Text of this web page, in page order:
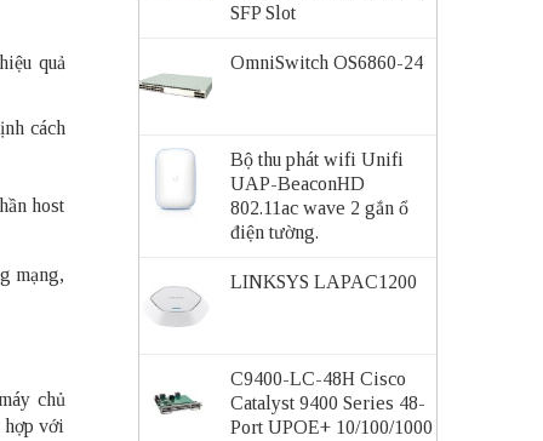
quả
cách
host
mạng,
chủ
hợp với
SFP Slot
OmniSwitch OS6860-24
Bộ thu phát wifi Unifi
UAP-BeaconHD
802.11ac wave 2 gắn ổ
điện tường.
LINKSYS LAPAC1200
C9400-LC-48H Cisco
Catalyst 9400 Series 48-
Port UPOE+ 10/100/1000